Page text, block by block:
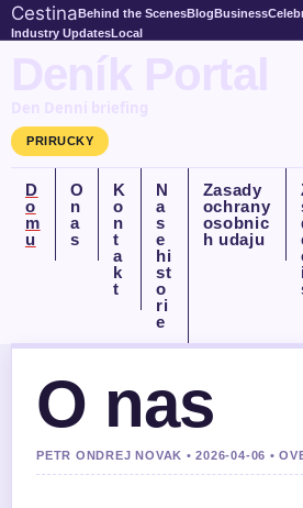
CestinaBehind the ScenesBlogBusiness
Industry UpdatesLocal
Deník Portal
Den Denni briefing
PRIRUCKY
D
o
m
u
O
n
a
s
K
o
n
t
a
k
t
N
a
s
e
hi
st
o
ri
e
Zasady
ochrany
osobnic
h udaju
O nas
PETR ONDREJ NOVAK • 2026-04-06 •